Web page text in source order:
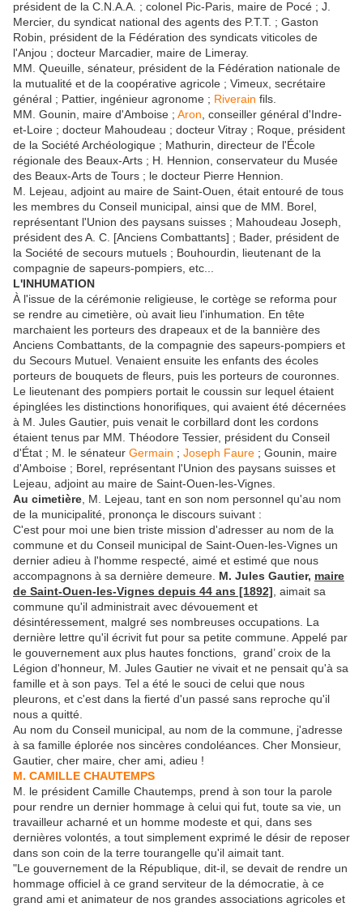
président de la C.N.A.A. ; colonel Pic-Paris, maire de Pocé ; J.
Mercier, du syndicat national des agents des P.T.T. ; Gaston
Robin, président de la Fédération des syndicats viticoles de
l'Anjou ; docteur Marcadier, maire de Limeray.
MM. Queuille, sénateur, président de la Fédération nationale de
la mutualité et de la coopérative agricole ; Vimeux, secrétaire
général ; Pattier, ingénieur agronome ; Riverain fils.
MM. Gounin, maire d'Amboise ; Aron , conseiller général d'Indre-
et-Loire ; docteur Mahoudeau ; docteur Vitray ; Roque, président
de la Société Archéologique ; Mathurin, directeur de l'École
régionale des Beaux-Arts ; H. Hennion, conservateur du Musée
des Beaux-Arts de Tours ; le docteur Pierre Hennion.
M. Lejeau, adjoint au maire de Saint-Ouen, était entouré de tous
les membres du Conseil municipal, ainsi que de MM. Borel,
représentant l'Union des paysans suisses ; Mahoudeau Joseph,
président des A. C. [Anciens Combattants] ; Bader, président de
la Société de secours mutuels ; Bouhourdin, lieutenant de la
compagnie de sapeurs-pompiers, etc...
L'INHUMATION
À l'issue de la cérémonie religieuse, le cortège se reforma pour
se rendre au cimetière, où avait lieu l'inhumation. En tête
marchaient les porteurs des drapeaux et de la bannière des
Anciens Combattants, de la compagnie des sapeurs-pompiers et
du Secours Mutuel. Venaient ensuite les enfants des écoles
porteurs de bouquets de fleurs, puis les porteurs de couronnes.
Le lieutenant des pompiers portait le coussin sur lequel étaient
épinglées les distinctions honorifiques, qui avaient été décernées
à M. Jules Gautier, puis venait le corbillard dont les cordons
étaient tenus par MM. Théodore Tessier, président du Conseil
d'État ; M. le sénateur Germain ; Joseph Faure ; Gounin, maire
d'Amboise ; Borel, représentant l'Union des paysans suisses et
Lejeau, adjoint au maire de Saint-Ouen-les-Vignes.
Au cimetière , M. Lejeau, tant en son nom personnel qu'au nom
de la municipalité, prononça le discours suivant :
C'est pour moi une bien triste mission d'adresser au nom de la
commune et du Conseil municipal de Saint-Ouen-les-Vignes un
dernier adieu à l'homme respecté, aimé et estimé que nous
accompagnons à sa dernière demeure. M. Jules Gautier, maire
de Saint-Ouen-les-Vignes depuis 44 ans [1892] , aimait sa
commune qu'il administrait avec dévouement et
désintéressement, malgré ses nombreuses occupations. La
dernière lettre qu'il écrivit fut pour sa petite commune. Appelé par
le gouvernement aux plus hautes fonctions, grand’ croix de la
Légion d'honneur, M. Jules Gautier ne vivait et ne pensait qu'à sa
famille et à son pays. Tel a été le souci de celui que nous
pleurons, et c'est dans la fierté d'un passé sans reproche qu'il
nous a quitté.
Au nom du Conseil municipal, au nom de la commune, j'adresse
à sa famille éplorée nos sincères condoléances. Cher Monsieur,
Gautier, cher maire, cher ami, adieu !
M. CAMILLE CHAUTEMPS
M. le président Camille Chautemps, prend à son tour la parole
pour rendre un dernier hommage à celui qui fut, toute sa vie, un
travailleur acharné et un homme modeste et qui, dans ses
dernières volontés, a tout simplement exprimé le désir de reposer
dans son coin de la terre tourangelle qu'il aimait tant.
"Le gouvernement de la République, dit-il, se devait de rendre un
hommage officiel à ce grand serviteur de la démocratie, à ce
grand ami et animateur de nos grandes associations agricoles et